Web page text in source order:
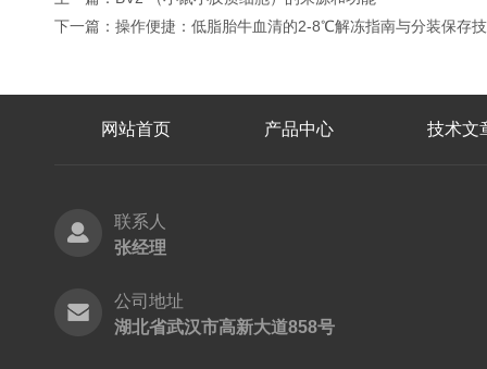
下一篇： 操作便捷：低脂胎牛血清的2-8℃解冻指南与分装保存
网站首页 产品中心 技术文
联系人
张经理
公司地址
湖北省武汉市高新大道858号